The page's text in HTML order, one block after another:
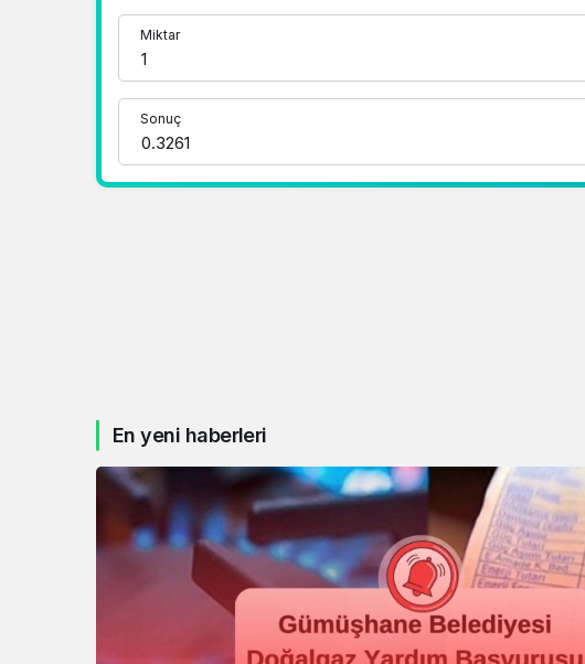
1 CHF Kaç TL ?
1 RUB Kaç TL ?
1 CNY Kaç TL ?
Miktar
Sonuç
En yeni haberleri